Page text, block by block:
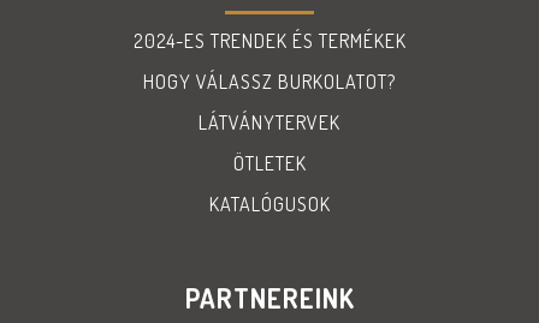
2024-ES TRENDEK ÉS TERMÉKEK
HOGY VÁLASSZ BURKOLATOT?
LÁTVÁNYTERVEK
ÖTLETEK
KATALÓGUSOK
PARTNEREINK